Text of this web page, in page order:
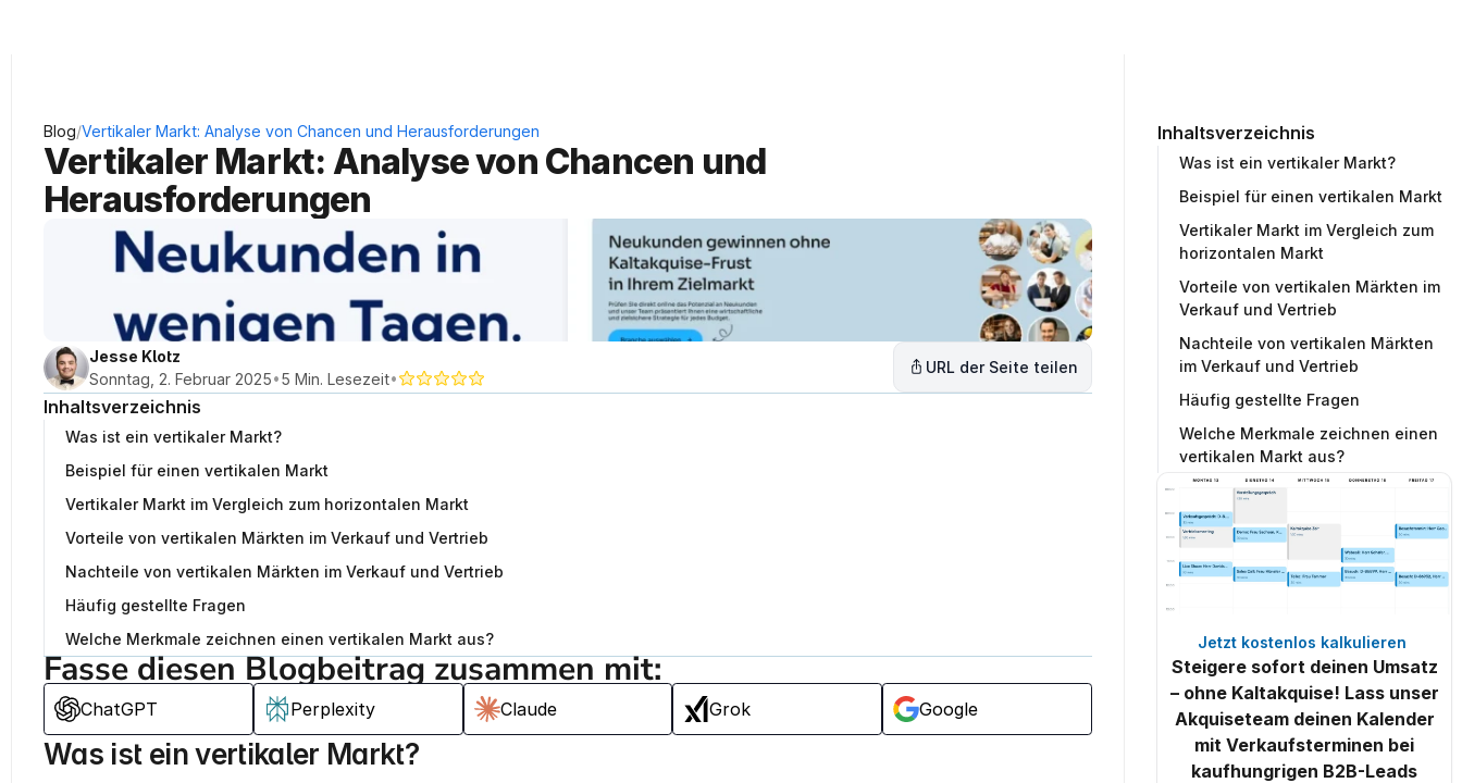
Inhaltsverzeichnis
Was ist ein vertikaler Markt?
Beispiel für einen vertikalen Markt
Vertikaler Markt im Vergleich zum
horizontalen Markt
Vorteile von vertikalen Märkten im
Verkauf und Vertrieb
Nachteile von vertikalen Märkten
im Verkauf und Vertrieb
Häufig gestellte Fragen
Welche Merkmale zeichnen einen
vertikalen Markt aus?
Jetzt kostenlos kalkulieren
Steigere sofort deinen Umsatz
– ohne Kaltakquise! Lass unser
Akquiseteam deinen Kalender
mit Verkaufsterminen bei
kaufhungrigen B2B-Leads
Blog/Vertikaler Markt: Analyse von Chancen und Herausforderungen
Vertikaler Markt: Analyse von Chancen und
Herausforderungen
Jesse Klotz
Sonntag, 2. Februar 2025•5 Min. Lesezeit•
URL der Seite teilen
Inhaltsverzeichnis
Was ist ein vertikaler Markt?
Beispiel für einen vertikalen Markt
Vertikaler Markt im Vergleich zum horizontalen Markt
Vorteile von vertikalen Märkten im Verkauf und Vertrieb
Nachteile von vertikalen Märkten im Verkauf und Vertrieb
Häufig gestellte Fragen
Welche Merkmale zeichnen einen vertikalen Markt aus?
Fasse diesen Blogbeitrag zusammen mit:
ChatGPT Perplexity Claude Grok Google
Was ist ein vertikaler Markt?